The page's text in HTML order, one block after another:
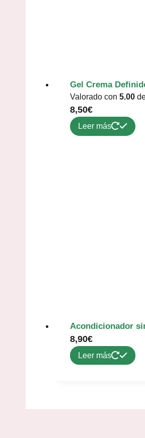
Gel Crema
Valorado con 5.00
8,50€
Leer más
Acondicionador
8,90€
Leer más